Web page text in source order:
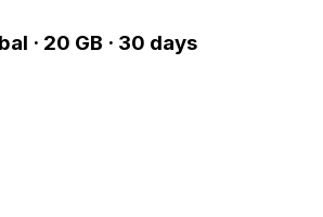
· 20 GB · 30 days